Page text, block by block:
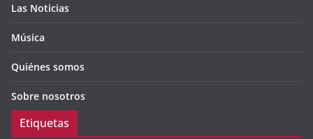
Las Noticias
Música
Quiénes somos
Sobre nosotros
Etiquetas